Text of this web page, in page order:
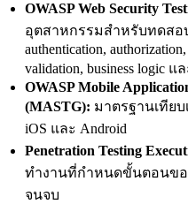
OWASP Web Security
อุตสาหกรรมสำหรับทดสอ
authentication,
validation, business logic แ
OWASP Mobile
(MASTG): มาตรฐานเทีย
iOS และ Android
Penetration Testing
ทำงานที่กำหนดขั้นตอนขอ
จนจบ